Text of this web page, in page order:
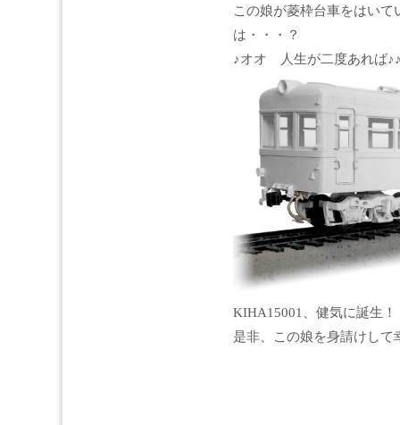
この娘が菱枠台車をはい
は・・・？
♪オオ 人生が二度あれば
KIHA15001、健気に誕生！
是非、この娘を身請けして